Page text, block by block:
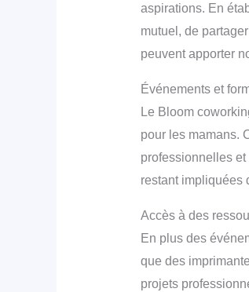
aspirations. En
mutuel, de
peuvent apporter
Événements et
Le Bloom
pour les mamans.
professionnelles
restant impliquées
Accès à des
En plus des
que des
projets